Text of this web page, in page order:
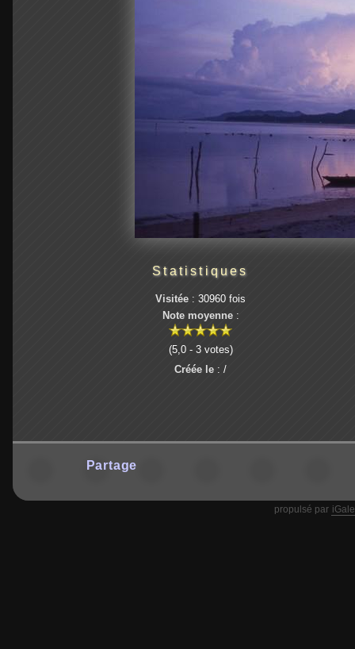
Statistiques
Visitée : 30960 fois
Note moyenne:
(5,0 - 3 votes)
Créée le : /
Partage
propulsé par